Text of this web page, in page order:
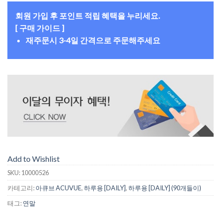
회원 가입 후 포인트 적립 혜택을 누리세요.
[ 구매 가이드 ]
재주문시 3-4일 간격으로 주문해주세요
Add to Wishlist
SKU:10000526
카테고리:아큐브 ACUVUE,하루용 [DAILY],하루용 [DAILY] (90개들이)
태그:연말